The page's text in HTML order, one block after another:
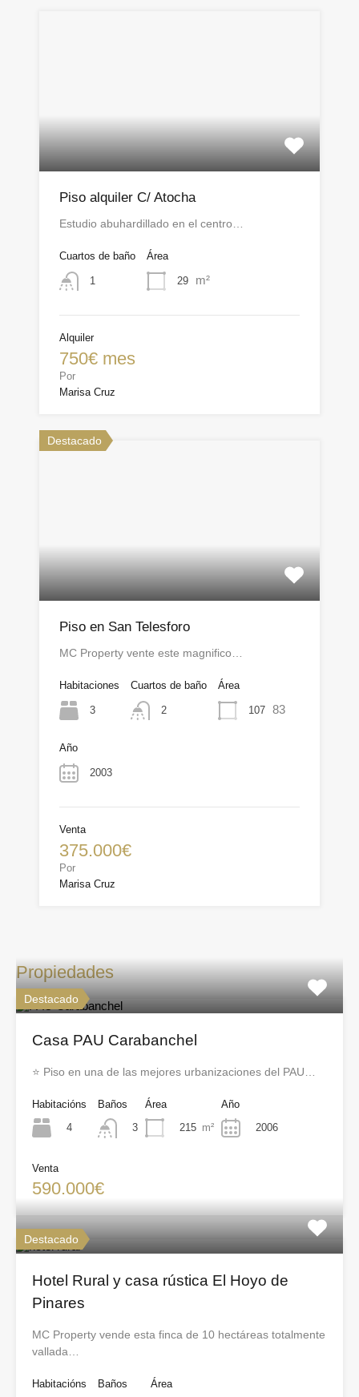
Piso alquiler C/ Atocha
Estudio abuhardillado en el centro…
Cuartos de baño
1
Área
29 m²
Alquiler
750€ mes
Por
Marisa Cruz
Destacado
Piso en San Telesforo
MC Property vente este magnifico…
Habitaciones
3
Cuartos de baño
2
Área
107 83
Año
2003
Venta
375.000€
Por
Marisa Cruz
Propiedades
Destacado
Casa PAU Carabanchel
⭐ Piso en una de las mejores urbanizaciones del PAU…
Habitacións
4
Baños
3
Área
215 m²
Año
2006
Venta
590.000€
Destacado
Hotel Rural y casa rústica El Hoyo de
Pinares
MC Property vende esta finca de 10 hectáreas totalmente
vallada…
Habitacións Baños Área